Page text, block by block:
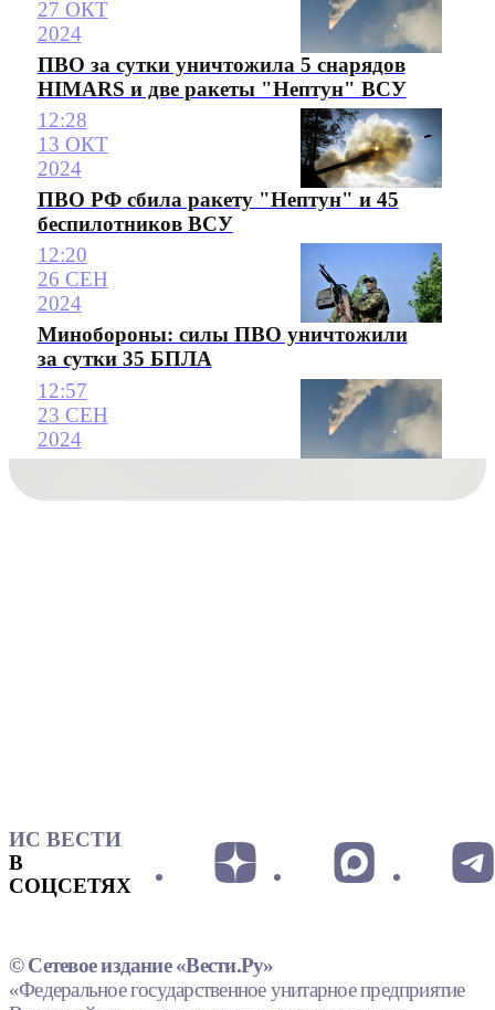
27 ОКТ
2024
ПВО за сутки уничтожила 5 снарядов
HIMARS и две ракеты "Нептун" ВСУ
12:28
13 ОКТ
2024
ПВО РФ сбила ракету "Нептун" и 45
беспилотников ВСУ
12:20
26 СЕН
2024
Минобороны: силы ПВО уничтожили
за сутки 35 БПЛА
12:57
23 СЕН
2024
ИС ВЕСТИ
В
СОЦСЕТЯХ
© Сетевое издание «Вести.Ру»
«Федеральное государственное унитарное предприятие